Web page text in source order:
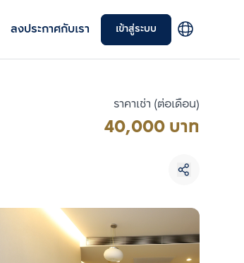
ลงประกาศกับเรา เข้าสู่ระบบ
ราคาเช่า (ต่อเดือน)
40,000 บาท
เทียบ